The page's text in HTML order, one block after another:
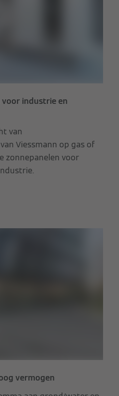
industrie en
van
Viessmann op gas of
zonnepanelen voor
vermogen